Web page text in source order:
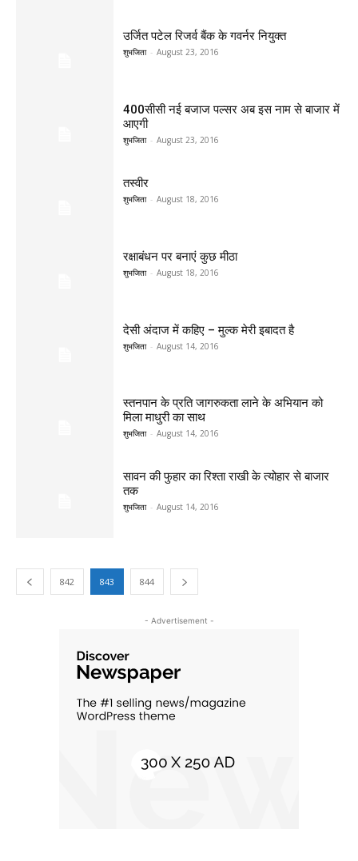
उर्जित पटेल रिजर्व बैंक के गवर्नर नियुक्त
शुभजिता - August 23, 2016
400सीसी नई बजाज पल्सर अब इस नाम से बाजार में
आएगी
शुभजिता - August 23, 2016
तस्वीर
शुभजिता - August 18, 2016
रक्षाबंधन पर बनाएं कुछ मीठा
शुभजिता - August 18, 2016
देसी अंदाज में कहिए – मुल्क मेरी इबादत है
शुभजिता - August 14, 2016
स्तनपान के प्रति जागरुकता लाने के अभियान को
मिला माधुरी का साथ
शुभजिता - August 14, 2016
सावन की फुहार का रिश्ता राखी के त्योहार से बाजार
तक
शुभजिता - August 14, 2016
842 843 844
- Advertisement -